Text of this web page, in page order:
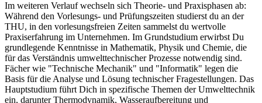
Im weiteren Verlauf wechseln sich Theorie- und Praxisphasen ab:
Während den Vorlesungs- und Prüfungszeiten studierst du an der
THU, in den vorlesungsfreien Zeiten sammelst du wertvolle
Praxiserfahrung im Unternehmen. Im Grundstudium erwirbst Du
grundlegende Kenntnisse in Mathematik, Physik und Chemie, die
für das Verständnis umwelttechnischer Prozesse notwendig sind.
Fächer wie "Technische Mechanik" und "Informatik" legen die
Basis für die Analyse und Lösung technischer Fragestellungen. Das
Hauptstudium führt Dich in spezifische Themen der Umwelttechnik
ein, darunter Thermodynamik, Wasseraufbereitung und